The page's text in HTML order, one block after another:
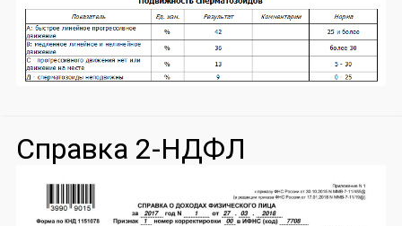
Справка 2-НДФЛ